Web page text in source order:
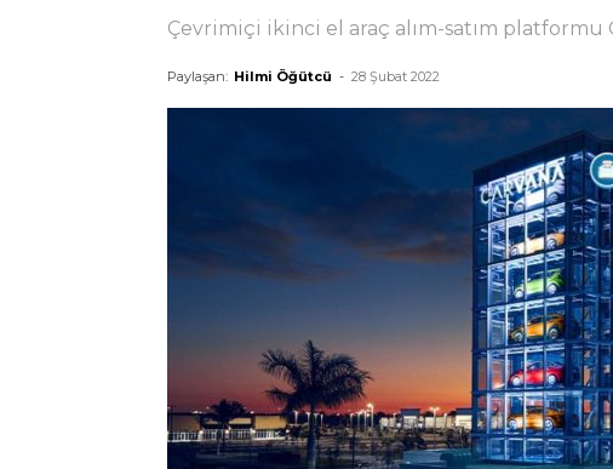
Çevrimiçi ikinci el araç alım-satım platformu
Paylaşan: Hilmi Öğütcü - 28 Şubat 2022